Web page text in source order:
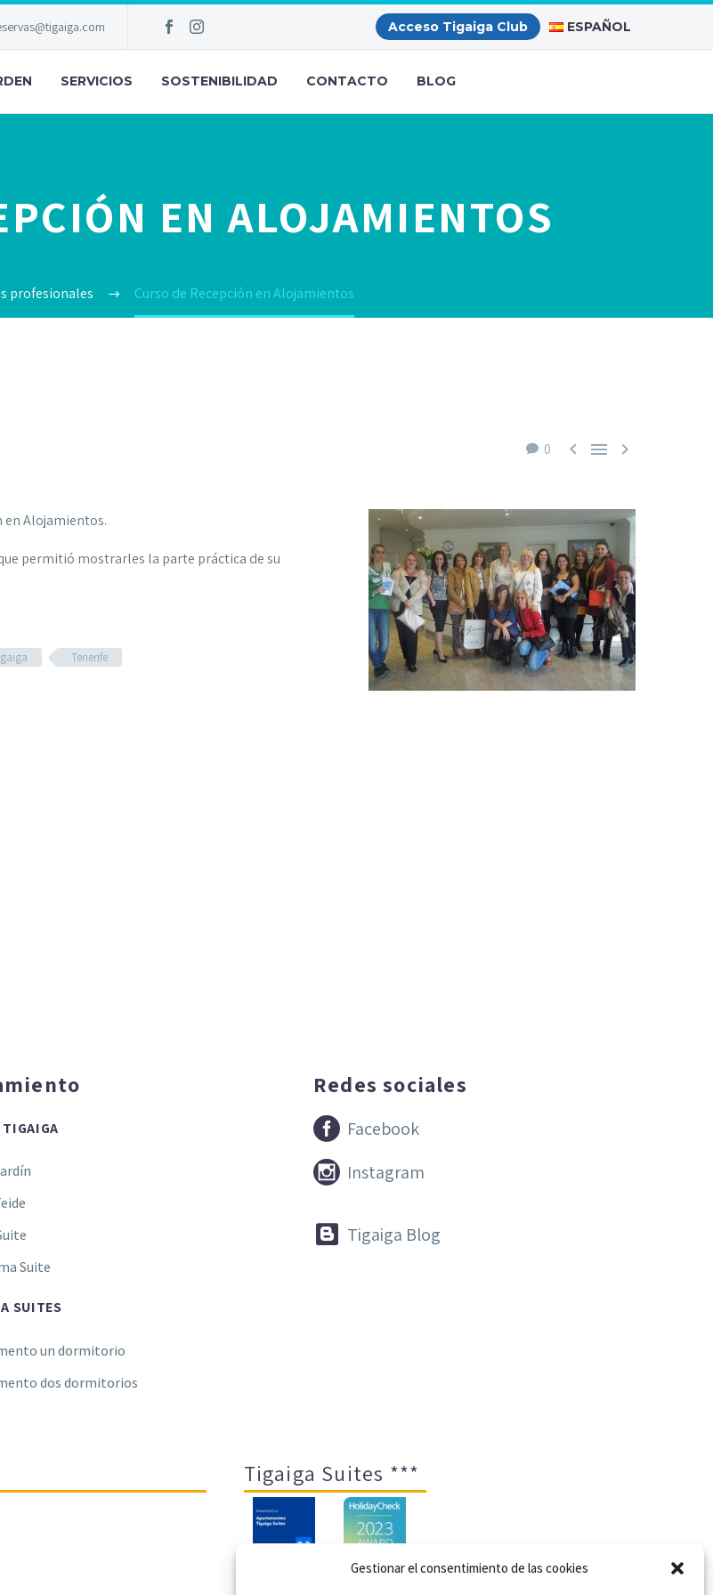
Gestionar el consentimiento de las cookies
Acceso Tigaiga Club ESPAÑOL
SERVICIOS SOSTENIBILIDAD CONTACTO BLOG
EN ALOJAMIENTOS
profesionales Curso de Recepción en Alojamientos
0   
en Alojamientos.
permitió mostrarles la parte práctica de su
Tenerife
Suite
SUITES
un dormitorio
dos dormitorios
Redes sociales

 Facebook

 Instagram

 Tigaiga Blog
Tigaiga Suites ***